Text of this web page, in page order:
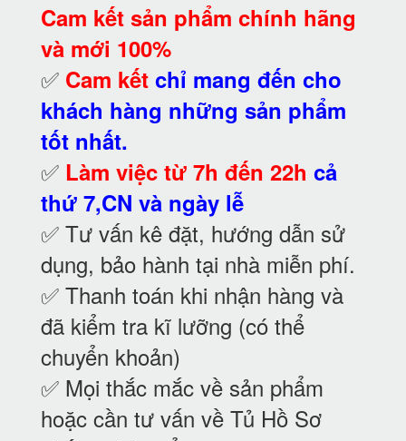
Cam kết sản phẩm chính hãng
và mới 100%
✅ Cam kết chỉ mang đến cho
khách hàng những sản phẩm
tốt nhất.
✅ Làm việc từ 7h đến 22h cả
thứ 7,CN và ngày lễ
✅ Tư vấn kê đặt, hướng dẫn sử
dụng, bảo hành tại nhà miễn phí.
✅ Thanh toán khi nhận hàng và
đã kiểm tra kĩ lưỡng (có thể
chuyển khoản)
✅ Mọi thắc mắc về sản phẩm
hoặc cần tư vấn về Tủ Hồ Sơ